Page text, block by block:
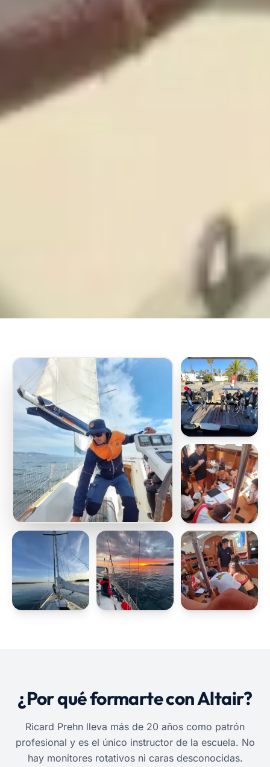
¿Por qué formarte con Altair?
Ricard Prehn lleva más de 20 años como patrón
profesional y es el único instructor de la escuela. No
hay monitores rotativos ni caras desconocidas.